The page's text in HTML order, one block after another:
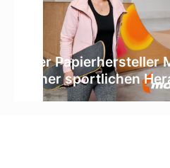
Der Papierhersteller
einer sportlichen